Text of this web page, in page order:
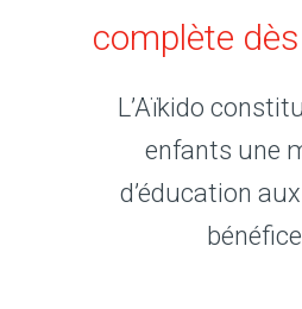
complète dès
L’Aïkido
enfants une
d’éducation